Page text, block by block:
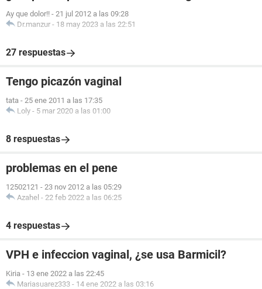
Ay que dolor!! - 21 jul 2012 a las 09:28
Dr.manzur - 18 may 2023 a las 22:51
27 respuestas
Tengo picazón vaginal
tata - 25 ene 2011 a las 17:35
Loly - 5 mar 2020 a las 01:00
8 respuestas
problemas en el pene
12502121 - 23 nov 2012 a las 05:29
Azahel - 22 feb 2022 a las 06:25
4 respuestas
VPH e infeccion vaginal, ¿se usa Barmicil?
Kiria - 13 ene 2022 a las 22:45
Mariasuarez333 - 14 ene 2022 a las 03:16